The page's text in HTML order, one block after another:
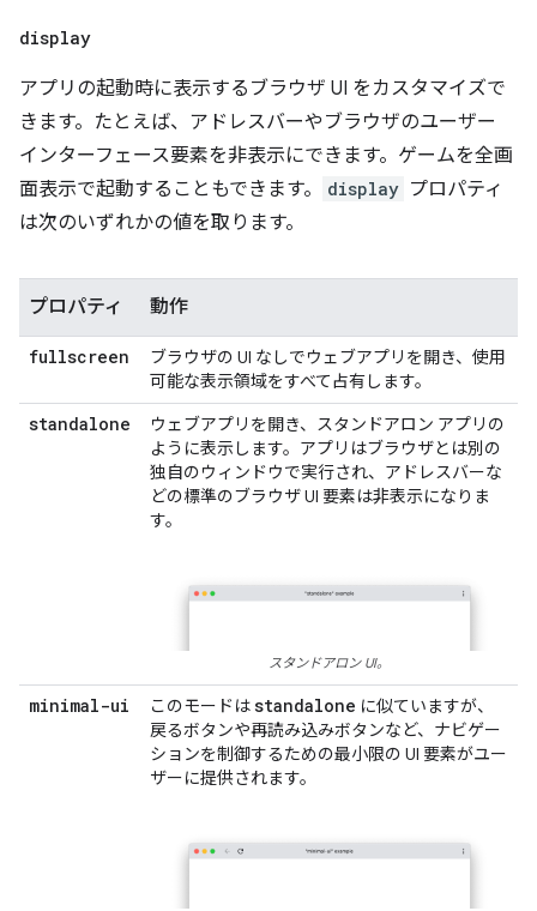
display
アプリの起動時に表示するブラウザ UI をカスタマイズで
きます。たとえば、アドレスバーやブラウザのユーザー
インターフェース要素を非表示にできます。ゲームを全画
面表示で起動することもできます。
display プロパティ
は次のいずれかの値を取ります。
プロパティ 動作
fullscreen
ブラウザの UI なしでウェブアプリを開き、使用
可能な表示領域をすべて占有します。
standalone
ウェブアプリを開き、スタンドアロン アプリの
ように表示します。アプリはブラウザとは別の
独自のウィンドウで実行され、アドレスバーな
どの標準のブラウザ UI 要素は非表示になりま
す。
スタンドアロン UI。
minimal-ui このモードはstandalone に似ていますが、
戻るボタンや再読み込みボタンなど、ナビゲー
ションを制御するための最小限の UI 要素がユー
ザーに提供されます。